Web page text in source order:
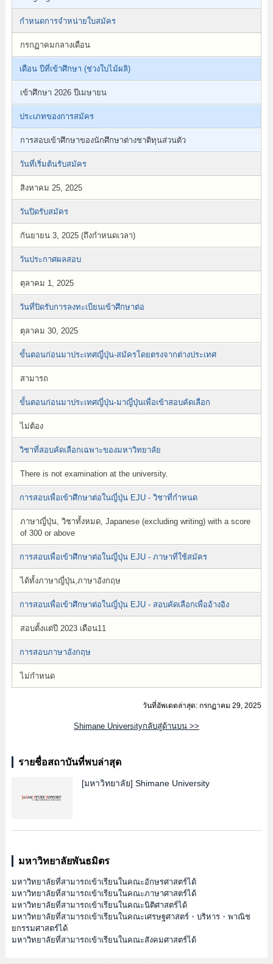
กำหนดการจำหน่ายใบสมัคร
กรกฏาคมกลางเดือน
เดือน ปีที่เข้าศึกษา (ช่วงใบไม้ผลิ)
เข้าศึกษา 2026 ปีเมษายน
ประเภทของการสมัคร
การสอบเข้าศึกษาของนักศึกษาต่างชาติทุนส่วนตัว
วันที่เริ่มต้นรับสมัคร
สิงหาคม 25, 2025
วันปิดรับสมัคร
กันยายน 3, 2025 (ถึงกำหนดเวลา)
วันประกาศผลสอบ
ตุลาคม 1, 2025
วันที่ปิดรับการลงทะเบียนเข้าศึกษาต่อ
ตุลาคม 30, 2025
ขั้นตอนก่อนมาประเทศญี่ปุ่น-สมัครโดยตรงจากต่างประเทศ
สามารถ
ขั้นตอนก่อนมาประเทศญี่ปุ่น-มาญี่ปุ่นเพื่อเข้าสอบคัดเลือก
ไม่ต้อง
วิชาที่สอบคัดเลือกเฉพาะของมหาวิทยาลัย
There is not examination at the university.
การสอบเพื่อเข้าศึกษาต่อในญี่ปุ่น EJU - วิชาที่กำหนด
ภาษาญี่ปุ่น, วิชาทั้งหมด, Japanese (excluding writing) with a score
of 300 or above
การสอบเพื่อเข้าศึกษาต่อในญี่ปุ่น EJU - ภาษาที่ใช้สมัคร
ได้ทั้งภาษาญี่ปุ่น,ภาษาอังกฤษ
การสอบเพื่อเข้าศึกษาต่อในญี่ปุ่น EJU - สอบคัดเลือกเพื่ออ้างอิง
สอบตั้งแต่ปี 2023 เดือน11
การสอบภาษาอังกฤษ
ไม่กำหนด
วันที่อัพเดตล่าสุด: กรกฏาคม 29, 2025
Shimane Universityกลับสู่ด้านบน >>
รายชื่อสถาบันที่พบล่าสุด
[มหาวิทยาลัย] Shimane University
มหาวิทยาลัยพันธมิตร
มหาวิทยาลัยที่สามารถเข้าเรียนในคณะอักษรศาสตร์ได้
มหาวิทยาลัยที่สามารถเข้าเรียนในคณะภาษาศาสตร์ได้
มหาวิทยาลัยที่สามารถเข้าเรียนในคณะนิติศาสตร์ได้
มหาวิทยาลัยที่สามารถเข้าเรียนในคณะเศรษฐศาสตร์・บริหาร・พาณิช
ยกรรมศาสตร์ได้
มหาวิทยาลัยที่สามารถเข้าเรียนในคณะสังคมศาสตร์ได้